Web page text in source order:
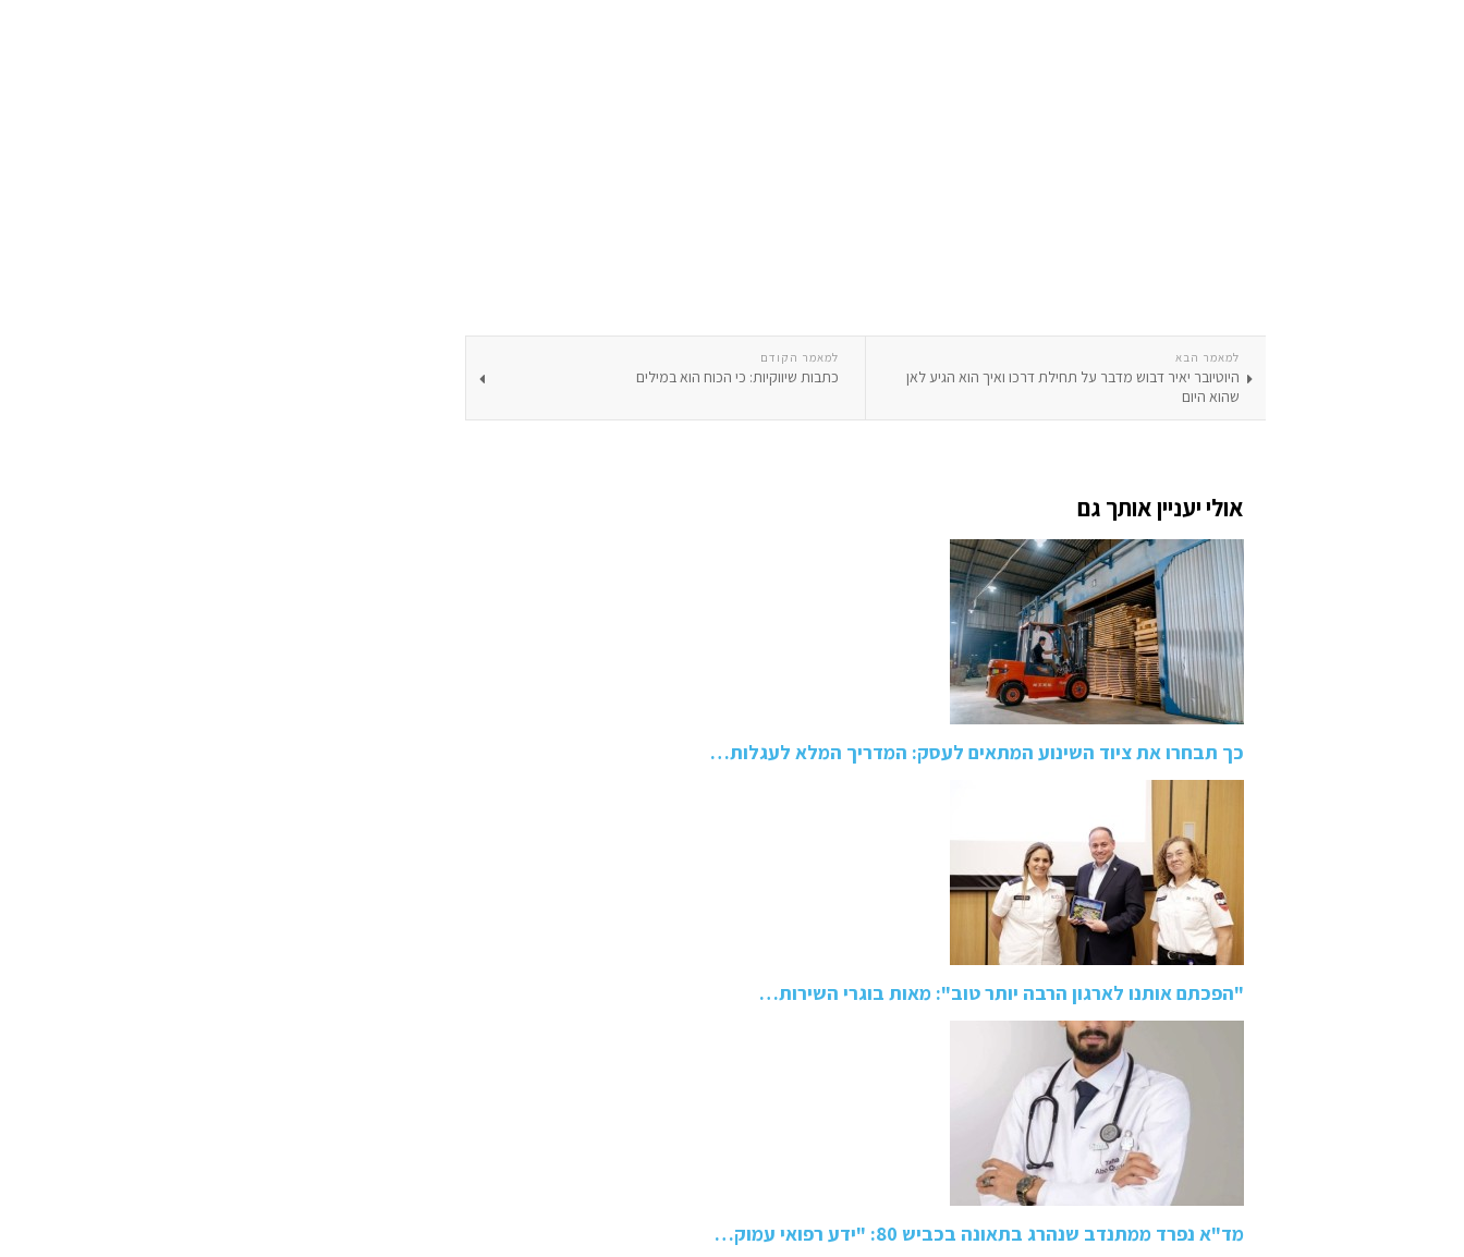
למאמר הקודם
כתבות שיווקיות: כי הכוח הוא במילים
למאמר הבא
היוטיובר יאיר דבוש מדבר על תחילת דרכו ואיך הוא הגיע לאן
שהוא היום
אולי יעניין אותך גם
כך תבחרו את ציוד השינוע המתאים לעסק: המדריך המלא לעגלות…
"הפכתם אותנו לארגון הרבה יותר טוב": מאות בוגרי השירות…
מד"א נפרד ממתנדב שנהרג בתאונה בכביש 80: "ידע רפואי עמוק…